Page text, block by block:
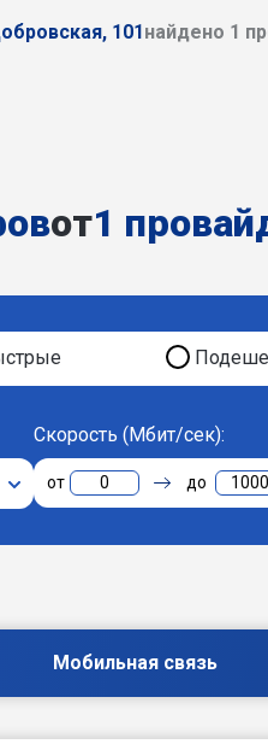
101 найдено 1
от1
Скорость (Мбит/сек):
0 1000
Мобильная связь